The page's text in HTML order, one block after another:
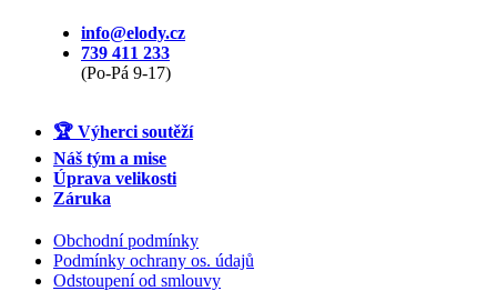
info@elody.cz
739 411 233
(Po-Pá 9-17)
🏆 Výherci soutěží
Náš tým a mise
Úprava velikosti
Záruka
Obchodní podmínky
Podmínky ochrany os. údajů
Odstoupení od smlouvy